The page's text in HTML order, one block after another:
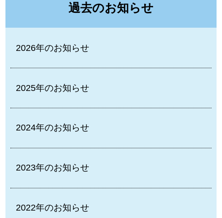
過去のお知らせ
2026年のお知らせ
2025年のお知らせ
2024年のお知らせ
2023年のお知らせ
2022年のお知らせ